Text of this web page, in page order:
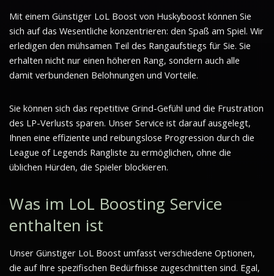
Mit einem Günstiger LoL Boost von Huskyboost können Sie
sich auf das Wesentliche konzentrieren: den Spaß am Spiel. Wir
erledigen den mühsamen Teil des Rangaufstiegs für Sie. Sie
erhalten nicht nur einen höheren Rang, sondern auch alle
damit verbundenen Belohnungen und Vorteile.
Sie können sich das repetitive Grind-Gefühl und die Frustration
des LP-Verlusts sparen. Unser Service ist darauf ausgelegt,
Ihnen eine effiziente und reibungslose Progression durch die
League of Legends Rangliste zu ermöglichen, ohne die
üblichen Hürden, die Spieler blockieren.
Was im LoL Boosting Service
enthalten ist
Unser Günstiger LoL Boost umfasst verschiedene Optionen,
die auf Ihre spezifischen Bedürfnisse zugeschnitten sind. Egal,